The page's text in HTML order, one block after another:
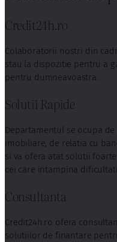
Credit24h.ro
Colaboratorii nostri din
stau la dispozitie pentru a
pentru dumneavoastra.
Solutii Rapide
Departamentul se ocupa
imobiliare, de relatia cu
si va ofera atat solutii
cei care intampina
Consultanta
Credit24h.ro ofera
solutiilor de finantare